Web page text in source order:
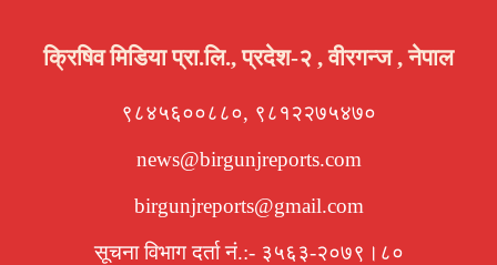
क्रिषिव मिडिया प्रा.लि., प्रदेश-२ , वीरगन्ज , नेपाल
९८४५६००८८०, ९८१२२७५४७०
news@birgunjreports.com
birgunjreports@gmail.com
सूचना विभाग दर्ता नं.:- ३५६३-२०७९।८०